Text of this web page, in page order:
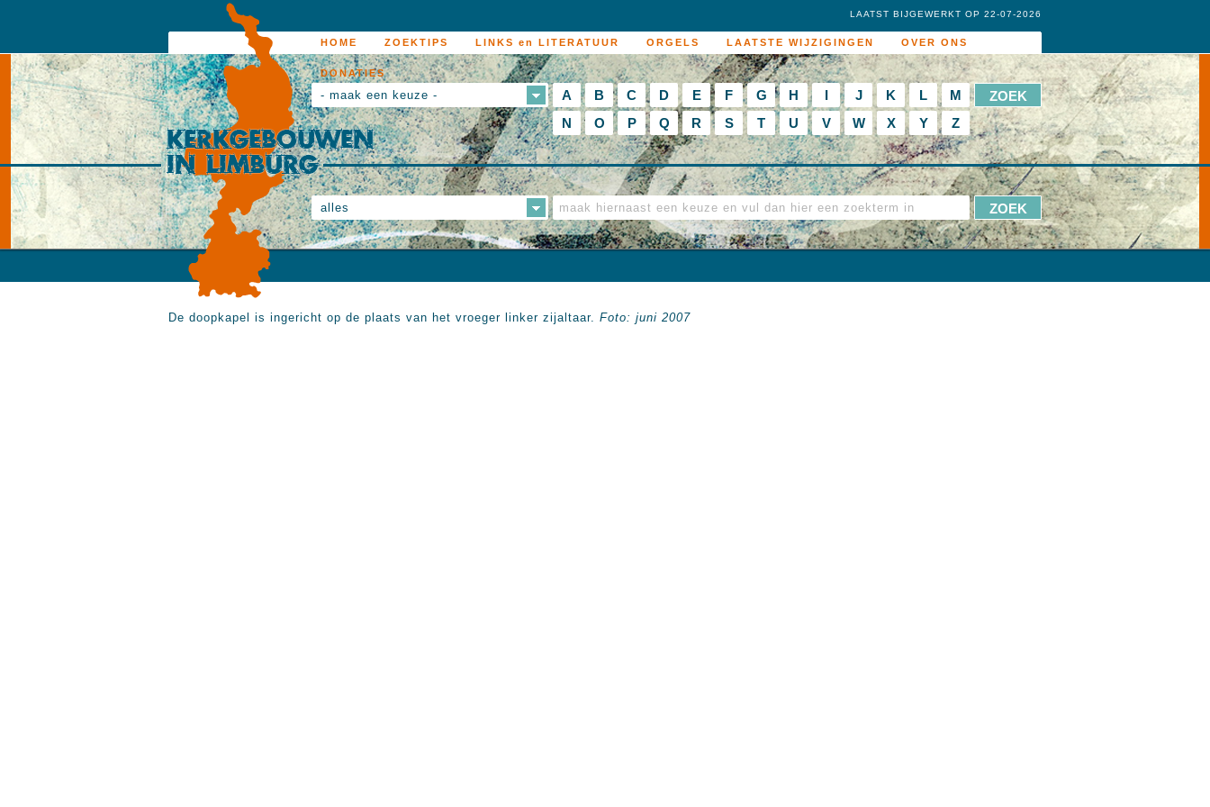
HOME ZOEKTIPS LINKS en LITERATUUR ORGELS LAATSTE WIJZIGINGEN OVER ONS
DONATIES
LAATST BIJGEWERKT OP 22-07-2026
- maak een keuze - A B C D E F G H I J K L
M
N
O P Q R S T U V W X Y Z
alles
De doopkapel is ingericht op de plaats van het vroeger linker zijaltaar. Foto: juni 2007